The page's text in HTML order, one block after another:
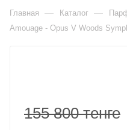
Главная — Каталог —
Amouage - Opus V Woods
155 800 тенге